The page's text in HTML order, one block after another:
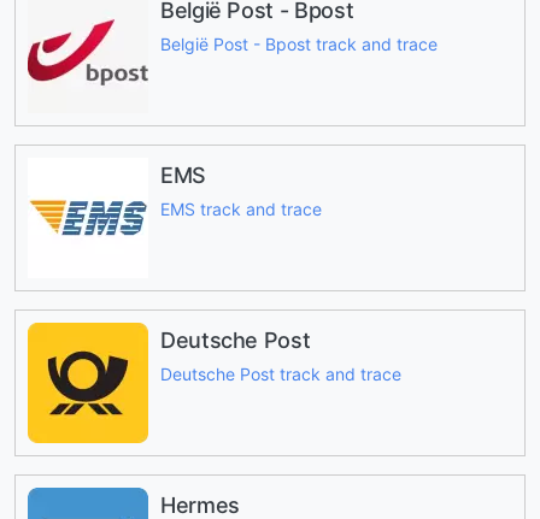
België Post - Bpost
België Post - Bpost track and trace
EMS
EMS track and trace
Deutsche Post
Deutsche Post track and trace
Hermes